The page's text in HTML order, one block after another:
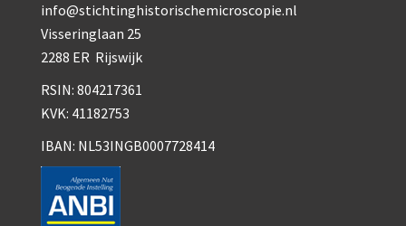
‘Jones’ most improved type’ (1800-1830)
Long, Gould type (1821-1850)
Chevalier, trommelmicroscoop (1831-1841)
Smith, Beck & Beck, ‘Lister limb’ (1857)
Beck & Beck, ‘popular microscope’ (ca. 1857)
info@stichtinghistorischemicroscopie.nl
Visseringlaan 25
2288 ER Rijswijk
RSIN: 804217361
KVK: 41182753
IBAN: NL53INGB0007728414